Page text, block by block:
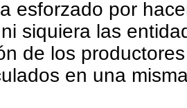
esforzado por
siquiera las
de los
en una